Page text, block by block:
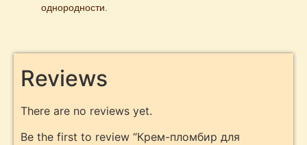
однородности.
Reviews
There are no reviews yet.
Be the first to review “Крем-пломбир для